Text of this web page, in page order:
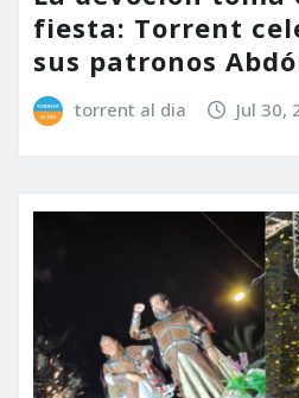
fiesta: Torrent
sus patronos
torrent al dia Jul 30,